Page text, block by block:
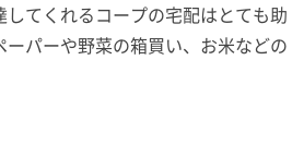
てくれるコープの宅配はとても助
パーや野菜の箱買い、お米などの